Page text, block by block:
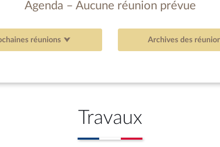
Agenda – Aucune réunion prévue
réunions Archives des
Travaux